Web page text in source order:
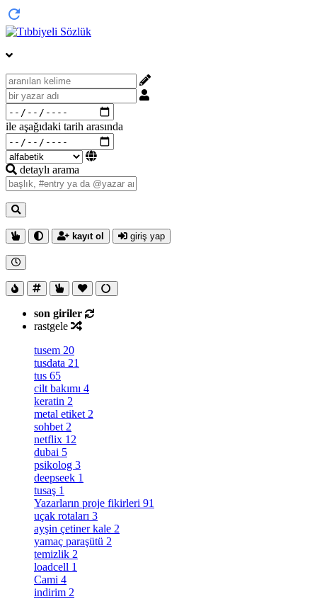
ile aşağıdaki tarih arasında
detaylı arama
kayıt ol giriş yap
son giriler
rastgele
tusem 20
tusdata 21
tus 65
cilt bakımı 4
keratin 2
metal etiket 2
sohbet 2
netflix 12
dubai 5
psikolog 3
deepseek 1
tusaş 1
Yazarların proje fikirleri 91
uçak rotaları 3
ayşin çetiner kale 2
yamaç paraşütü 2
temizlik 2
loadcell 1
Cami 4
indirim 2